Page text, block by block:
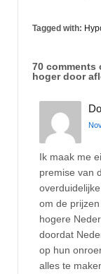
Tagged with:
70 comments
hoger door
Ik maak me
premise van
om de
hogere
doordat
op hun
alles te